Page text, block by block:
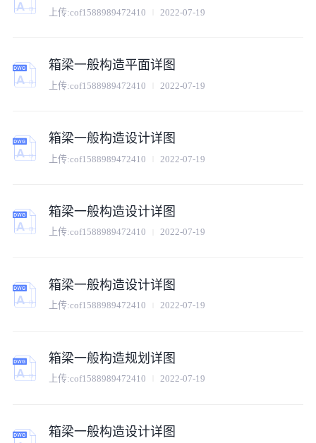
上传:cof1588989472410 2022-07-19
箱梁一般构造平面详图
上传:cof1588989472410 2022-07-19
箱梁一般构造设计详图
上传:cof1588989472410 2022-07-19
箱梁一般构造设计详图
上传:cof1588989472410 2022-07-19
箱梁一般构造设计详图
上传:cof1588989472410 2022-07-19
箱梁一般构造规划详图
上传:cof1588989472410 2022-07-19
箱梁一般构造设计详图